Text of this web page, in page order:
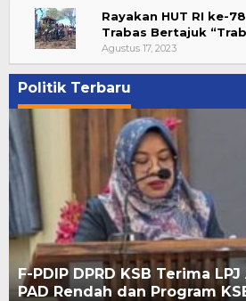
Rayakan HUT RI ke-
Trabas Bertajuk
Agustus 17, 2023
Politik Terbaru
F-PDIP DPRD KSB Terima
PAD Rendah dan Program